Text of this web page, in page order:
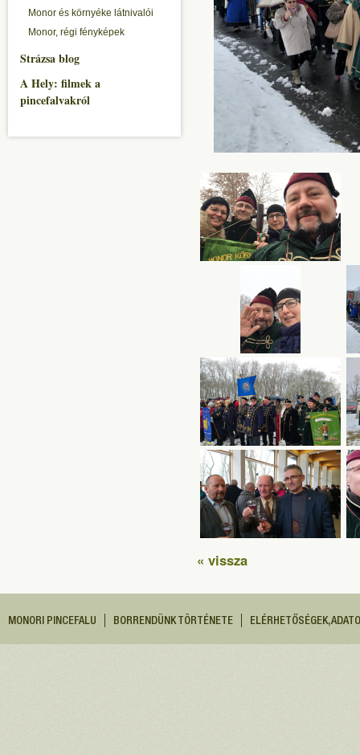
Monor és környéke látnivalói
Monor, régi fényképek
Strázsa blog
A Hely: filmek a
pincefalvakról
« vissza
MONORI PINCEFALU BORRENDÜNK TÖRTÉNETE ELÉRHETŐSÉGEK,